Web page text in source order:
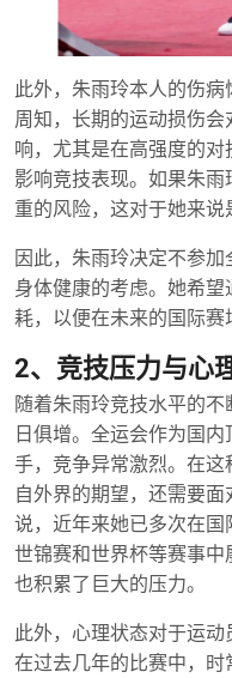
此外，朱雨玲本人的伤
周知，长期的运动损伤
响，尤其是在高强度的
影响竞技表现。如果朱
重的风险，这对于她来说
因此，朱雨玲决定不参
身体健康的考虑。她希
耗，以便在未来的国际赛
2、竞技压力与心
随着朱雨玲竞技水平的
日俱增。全运会作为国
手，竞争异常激烈。在
自外界的期望，还需要
说，近年来她已多次在
世锦赛和世界杯等赛事
也积累了巨大的压力。
此外，心理状态对于运
在过去几年的比赛中，